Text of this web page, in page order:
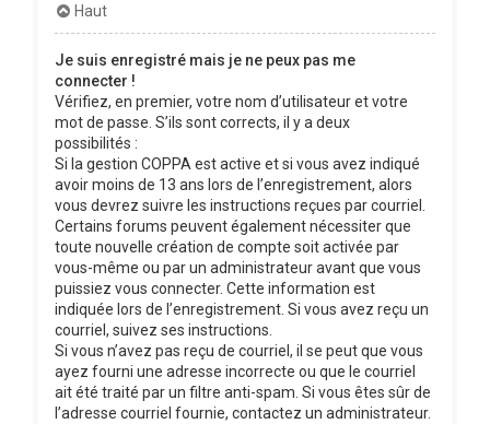
Haut
Je suis enregistré mais je ne peux pas me
connecter !
Vérifiez, en premier, votre nom d’utilisateur et votre
mot de passe. S’ils sont corrects, il y a deux
possibilités :
Si la gestion COPPA est active et si vous avez indiqué
avoir moins de 13 ans lors de l’enregistrement, alors
vous devrez suivre les instructions reçues par courriel.
Certains forums peuvent également nécessiter que
toute nouvelle création de compte soit activée par
vous-même ou par un administrateur avant que vous
puissiez vous connecter. Cette information est
indiquée lors de l’enregistrement. Si vous avez reçu un
courriel, suivez ses instructions.
Si vous n’avez pas reçu de courriel, il se peut que vous
ayez fourni une adresse incorrecte ou que le courriel
ait été traité par un filtre anti-spam. Si vous êtes sûr de
l’adresse courriel fournie, contactez un administrateur.